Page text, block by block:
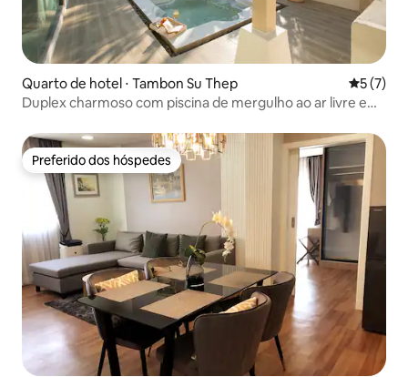
Quarto de hotel ⋅ Tambon Su Thep 5 de
5 (7)
Duplex charmoso com piscina de mergulho ao ar livre e
Preferido dos hóspedes
Preferido dos hóspedes